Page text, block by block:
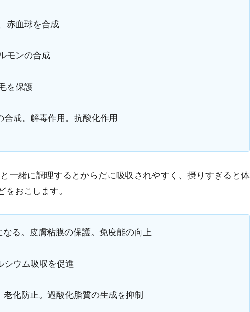
球を合成
ンの合成
保護
。解毒作用。抗酸化作用
一緒に調理するとからだに吸収されやすく、摂りすぎると体
をおこします。
。皮膚粘膜の保護。免疫能の向上
ウム吸収を促進
防止。過酸化脂質の生成を抑制